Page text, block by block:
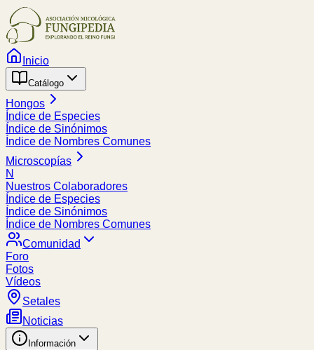
Inicio
Catálogo
Hongos
Índice de Especies
Índice de Sinónimos
Índice de Nombres Comunes
Microscopías
N
Nuestros Colaboradores
Índice de Especies
Índice de Sinónimos
Índice de Nombres Comunes
Comunidad
Foro
Fotos
Vídeos
Setales
Noticias
Información